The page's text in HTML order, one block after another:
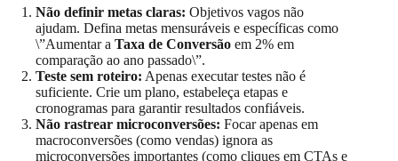
Não definir metas claras: Objetivos vagos não
ajudam. Defina metas mensuráveis e específicas como
\”Aumentar a Taxa de Conversão em 2% em
comparação ao ano passado\”.
Teste sem roteiro: Apenas executar testes não é
suficiente. Crie um plano, estabeleça etapas e
cronogramas para garantir resultados confiáveis.
Não rastrear microconversões: Focar apenas em
macroconversões (como vendas) ignora as
microconversões importantes (como cliques em CTAs e